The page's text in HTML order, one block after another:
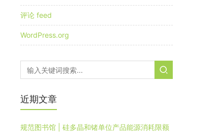
评论 feed
WordPress.org
近期文章
规范图书馆 | 硅多晶和锗单位产品能源消耗限额